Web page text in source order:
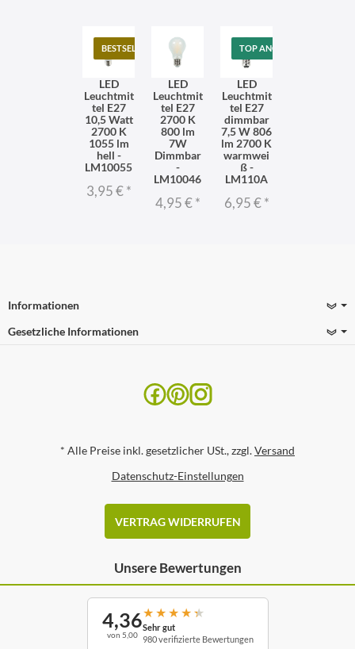
BESTSELLER
LED
Leuchtmit
tel E27
10,5 Watt
2700 K
1055 lm
hell -
LM10055
3,95 €*
LED
Leuchtmit
tel E27
2700 K
800 lm
7W
Dimmbar
-
LM10046
4,95 €*
TOP ANGEBOT
LED
Leuchtmit
tel E27
dimmbar
7,5 W 806
lm 2700 K
warmwei
ß -
LM110A
6,95 €*
Informationen
Gesetzliche Informationen
* Alle Preise inkl. gesetzlicher USt., zzgl.Versand
Datenschutz-Einstellungen
VERTRAG WIDERRUFEN
Unsere Bewertungen
4,36
von 5,00
★ ★ ★ ★ ★
Sehr gut
980 verifizierte Bewertungen